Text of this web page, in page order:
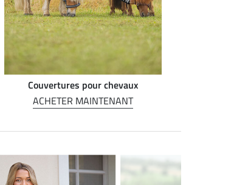
Couvertures pour chevaux
ACHETER MAINTENANT